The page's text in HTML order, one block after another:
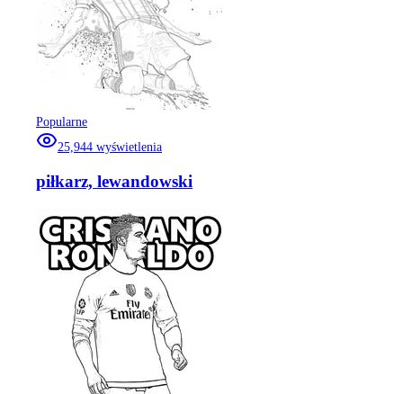
Popularne
25,944 wyświetlenia
piłkarz, lewandowski